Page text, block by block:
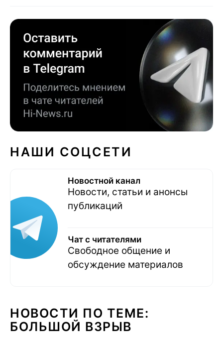
НАШИ СОЦСЕТИ
Новостной канал
Новости, статьи и анонсы
публикаций
Чат с читателями
Свободное общение и
обсуждение материалов
НОВОСТИ ПО ТЕМЕ:
БОЛЬШОЙ ВЗРЫВ